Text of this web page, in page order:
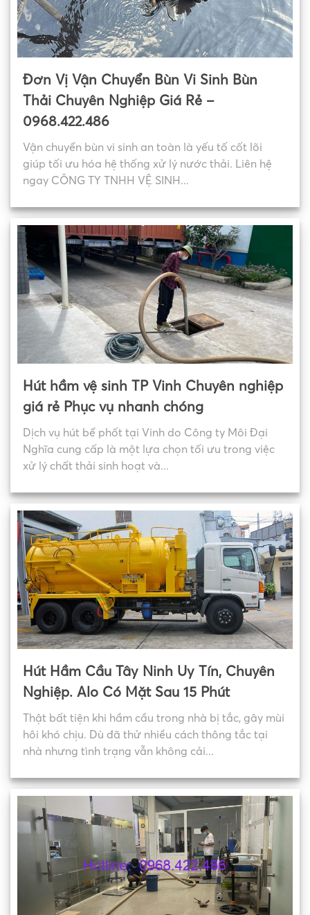
Đơn Vị Vận Chuyển Bùn Vi Sinh Bùn
Thải Chuyên Nghiệp Giá Rẻ –
0968.422.486
Vận chuyển bùn vi sinh an toàn là yếu tố cốt lõi
giúp tối ưu hóa hệ thống xử lý nước thải. Liên hệ
ngay CÔNG TY TNHH VỆ SINH...
Hút hầm vệ sinh TP Vinh Chuyên nghiệp
giá rẻ Phục vụ nhanh chóng
Dịch vụ hút bể phốt tại Vinh do Công ty Môi Đại
Nghĩa cung cấp là một lựa chọn tối ưu trong việc
xử lý chất thải sinh hoạt và...
Hút Hầm Cầu Tây Ninh Uy Tín, Chuyên
Nghiệp. Alo Có Mặt Sau 15 Phút
Thật bất tiện khi hầm cầu trong nhà bị tắc, gây mùi
hôi khó chịu. Dù đã thử nhiều cách thông tắc tại
nhà nhưng tình trạng vẫn không cải...